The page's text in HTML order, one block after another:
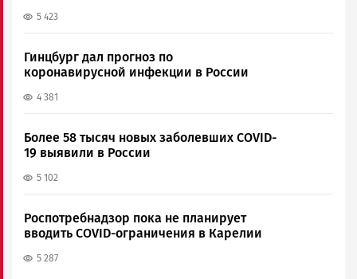
5 423
Гинцбург дал прогноз по
коронавирусной инфекции в России
4 381
Более 58 тысяч новых заболевших COVID-
19 выявили в России
5 102
Роспотребнадзор пока не планирует
вводить COVID-ограничения в Карелии
5 287